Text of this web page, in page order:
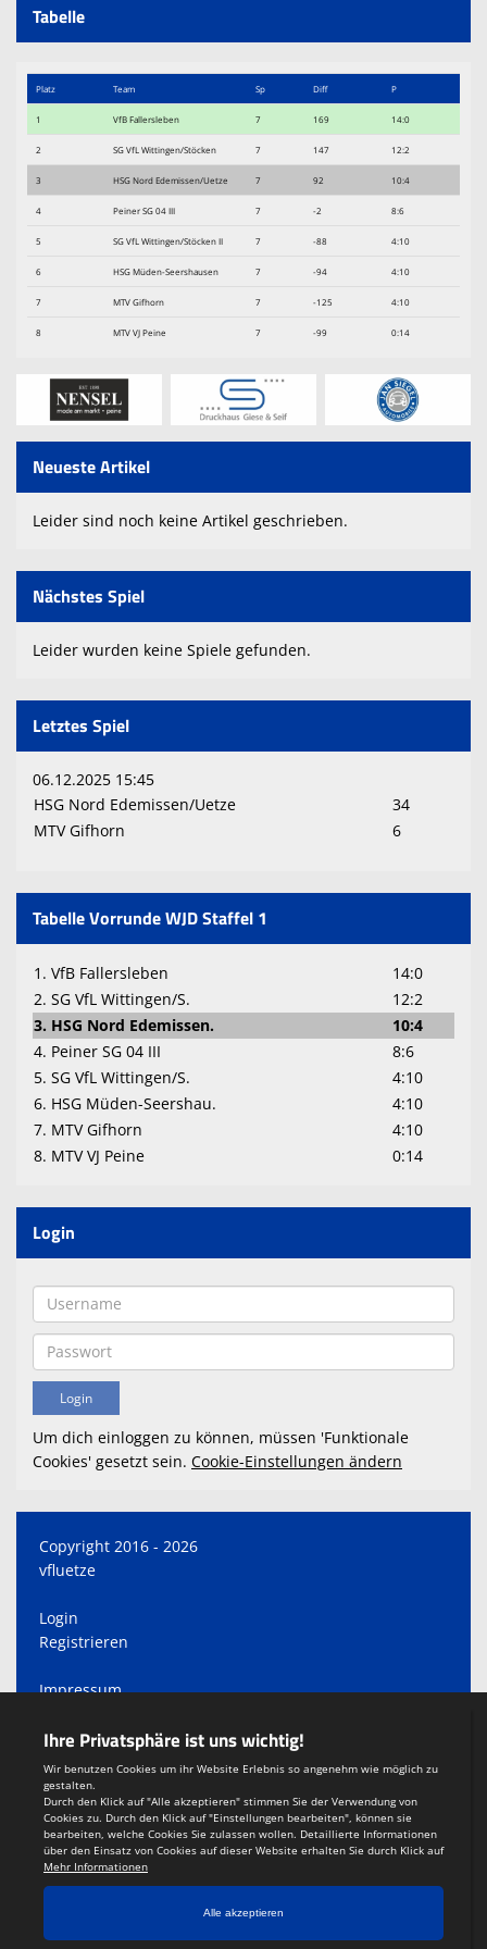
Tabelle
Platz Team Sp Diff P
1 VfB Fallersleben 7 169 14:0
2 SG VfL Wittingen/Stöcken 7 147 12:2
3 HSG Nord Edemissen/Uetze 7 92 10:4
4 Peiner SG 04 III 7 -2 8:6
5 SG VfL Wittingen/Stöcken II 7 -88 4:10
6 HSG Müden-Seershausen 7 -94 4:10
7 MTV Gifhorn 7 -125 4:10
8 MTV VJ Peine 7 -99 0:14
Neueste Artikel
Leider sind noch keine Artikel geschrieben.
Nächstes Spiel
Leider wurden keine Spiele gefunden.
Letztes Spiel
06.12.2025 15:45
HSG Nord Edemissen/Uetze
34
MTV Gifhorn
6
Tabelle Vorrunde WJD Staffel 1
1. VfB Fallersleben
14:0
2. SG VfL Wittingen/S.
12:2
3. HSG Nord Edemissen.
10:4
4. Peiner SG 04 III
8:6
5. SG VfL Wittingen/S.
4:10
6. HSG Müden-Seershau.
4:10
7. MTV Gifhorn
4:10
8. MTV VJ Peine
0:14
Login
Um dich einloggen zu können, müssen 'Funktionale
Cookies' gesetzt sein. Cookie-Einstellungen ändern
Copyright 2016 - 2026
vfluetze
Login
Registrieren
Impressum
Teamsports 2
Dein Sportverein online